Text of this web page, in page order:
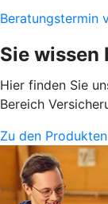
Beratungstermin
Sie wissen
Hier finden Sie
Bereich
Zu den Produkten